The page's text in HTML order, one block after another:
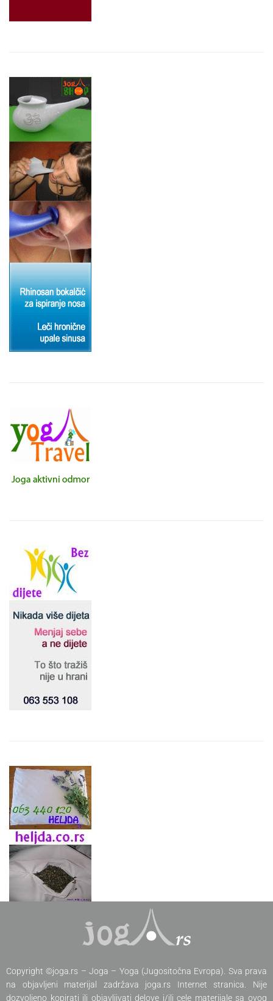
Copyright ©joga.rs – Joga – Yoga (Jugositočna Evropa). Sva prava
na objavljeni materijal zadržava joga.rs Internet stranica. Nije
dozvoljeno kopirati ili objavljivati delove i/ili cele materijale sa ovog